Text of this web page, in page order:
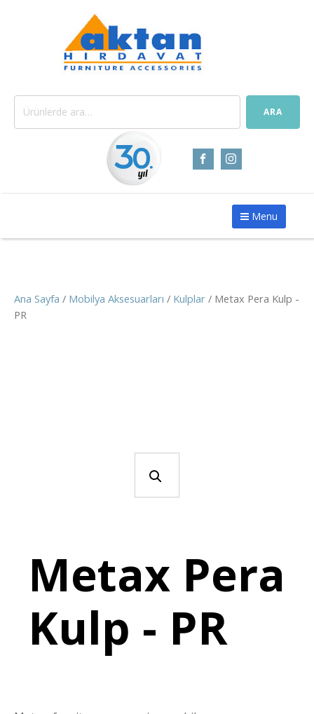
Ara: ARA
Menu
Ana Sayfa / Mobilya Aksesuarları / Kulplar / Metax Pera Kulp -
PR
Metax Pera
Kulp - PR